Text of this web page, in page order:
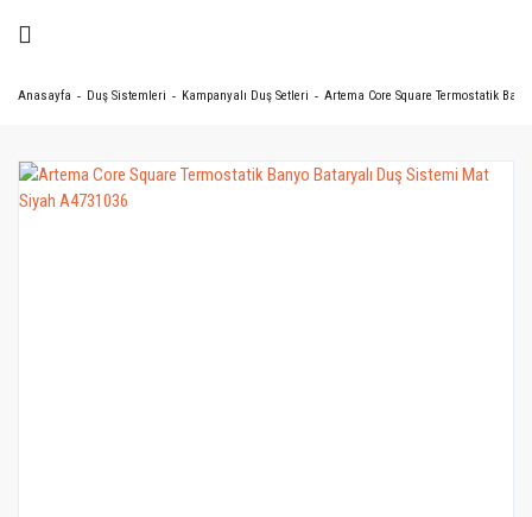
Anasayfa Duş Sistemleri Kampanyalı Duş Setleri Artema Core Square Termostatik